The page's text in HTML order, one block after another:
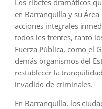
Los ribetes dramáticos
en Barranquilla y su
acciones integrales
todos los frentes, tanto
Fuerza Pública, como el
demás organismos del
restablecer la
invadido de criminales.
En Barranquilla, los